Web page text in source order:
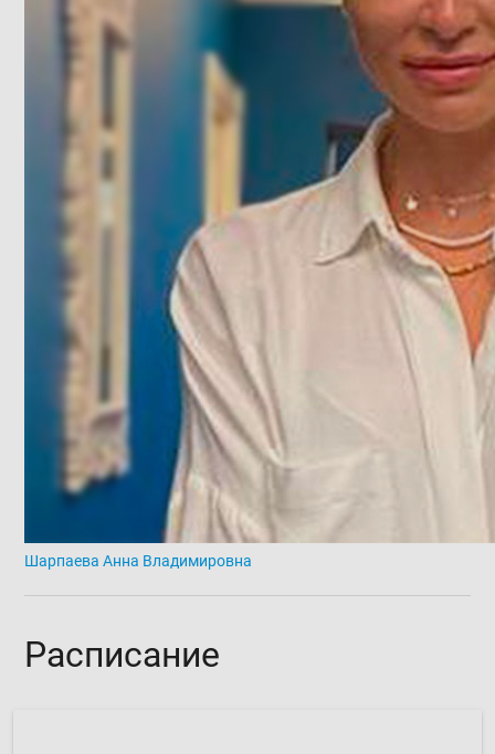
Шарпаева Анна Владимировна
Расписание